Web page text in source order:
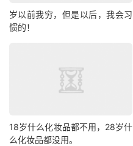
岁以前我穷，但是以后，我会习
惯的！
18岁什么化妆品都不用，28岁什
么化妆品都没用。